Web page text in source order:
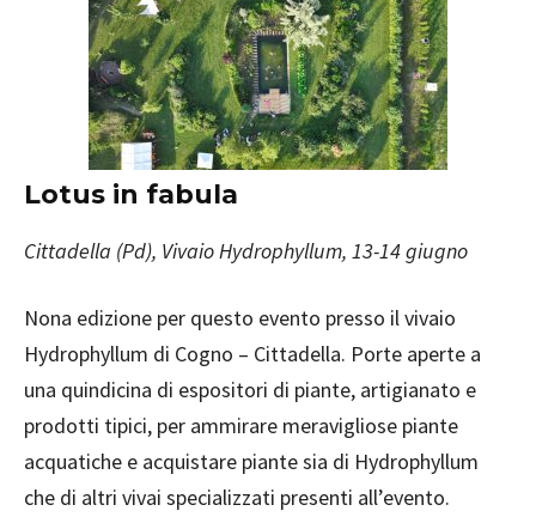
Lotus in fabula
Cittadella (Pd), Vivaio Hydrophyllum, 13-14 giugno
Nona edizione per questo evento presso il vivaio
Hydrophyllum di Cogno – Cittadella. Porte aperte a
una quindicina di espositori di piante, artigianato e
prodotti tipici, per ammirare meravigliose piante
acquatiche e acquistare piante sia di Hydrophyllum
che di altri vivai specializzati presenti all’evento.